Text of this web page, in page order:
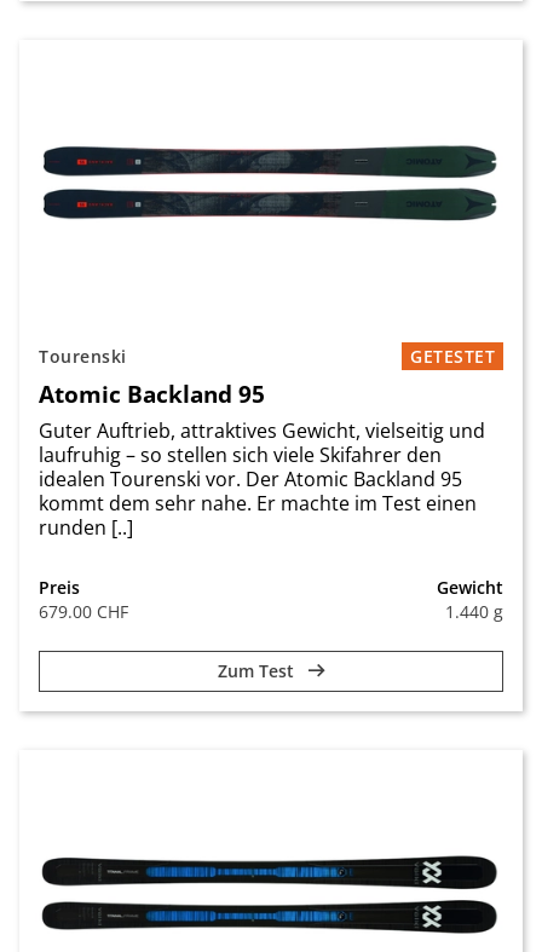
Tourenski GETESTET
Atomic Backland 95
Guter Auftrieb, attraktives Gewicht, vielseitig und
laufruhig – so stellen sich viele Skifahrer den
idealen Tourenski vor. Der Atomic Backland 95
kommt dem sehr nahe. Er machte im Test einen
runden [..]
Preis
679.00 CHF
Gewicht
1.440 g
Zum Test